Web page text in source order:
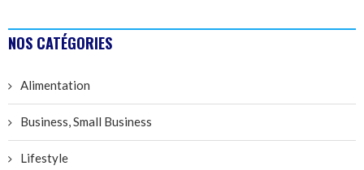
NOS CATÉGORIES
Alimentation
Business, Small Business
Lifestyle